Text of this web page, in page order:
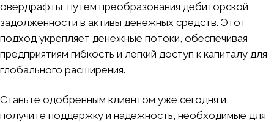
овердрафты, путем преобразования дебиторской
задолженности в активы денежных средств. Этот
подход укрепляет денежные потоки, обеспечивая
предприятиям гибкость и легкий доступ к капиталу для
глобального расширения.
Станьте одобренным клиентом уже сегодня и
получите поддержку и надежность, необходимые для